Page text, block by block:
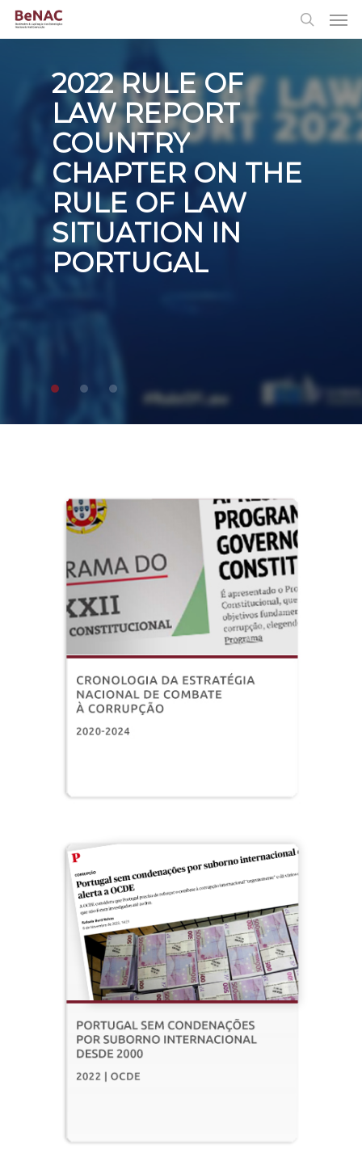
2022 RULE OF
LAW REPORT
COUNTRY
CHAPTER ON THE
RULE OF LAW
SITUATION IN
PORTUGAL
QUARTO CICLO
DE AVALIAÇÃO
GRECO –
PREVENÇÃO DA
CORRUPÇÃO
RELAÇÃO A
DEPUTADOS,
PROCURADORES
PREVENÇÃO DA
CORRUPÇÃO EM
RELAÇÃO A
DEPUTADOS,
JUÍZES E
PROCURADORES